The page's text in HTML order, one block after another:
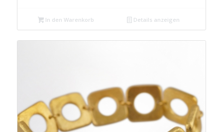
€ 69,99
€ 29,99.
In den Warenkorb Details anzeigen